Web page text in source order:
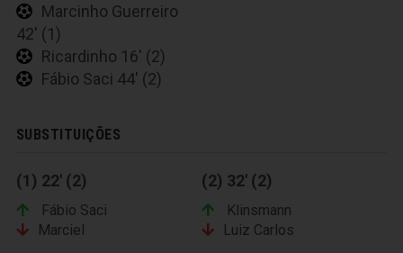
Marcinho Guerreiro
42' (1)
Ricardinho 16' (2)
Fábio Saci 44' (2)
SUBSTITUIÇÕES
(1) 22' (2)
Fábio Saci
Marciel
(2) 32' (2)
Klinsmann
Luiz Carlos